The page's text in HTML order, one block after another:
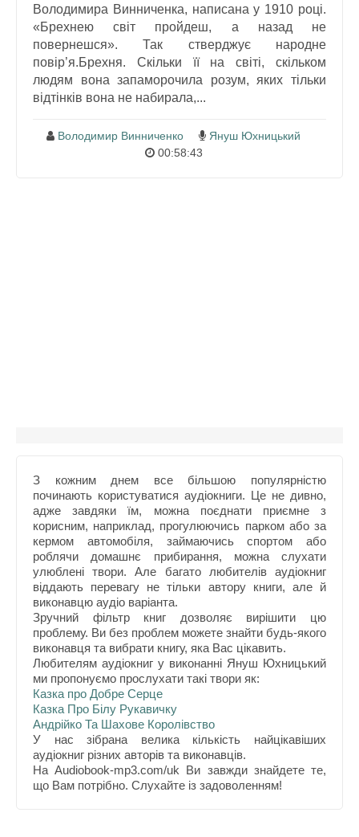
Володимира Винниченка, написана у 1910 році.
«Брехнею світ пройдеш, а назад не
повернешся». Так стверджує народне
повір’я.Брехня. Скільки її на світі, скільком
людям вона запаморочила розум, яких тільки
відтінків вона не набирала,...
Володимир Винниченко
Януш Юхницький
00:58:43
З кожним днем все більшою популярністю
починають користуватися аудіокниги. Це не дивно,
адже завдяки їм, можна поєднати приємне з
корисним, наприклад, прогулюючись парком або за
кермом автомобіля, займаючись спортом або
роблячи домашнє прибирання, можна слухати
улюблені твори. Але багато любителів аудіокниг
віддають перевагу не тільки автору книги, але й
виконавцю аудіо варіанта.
Зручний фільтр книг дозволяє вирішити цю
проблему. Ви без проблем можете знайти будь-якого
виконавця та вибрати книгу, яка Вас цікавить.
Любителям аудіокниг у виконанні Януш Юхницький
ми пропонуємо прослухати такі твори як:
Казка про Добре Серце
Казка Про Білу Рукавичку
Андрійко Та Шахове Королівство
У нас зібрана велика кількість найцікавіших
аудіокниг різних авторів та виконавців.
На Audiobook-mp3.com/uk Ви завжди знайдете те,
що Вам потрібно. Слухайте із задоволенням!